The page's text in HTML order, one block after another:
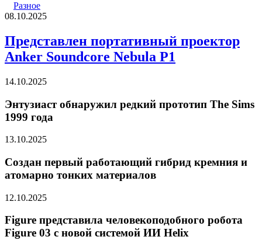
Разное
08.10.2025
Представлен портативный проектор
Anker Soundcore Nebula P1
14.10.2025
Энтузиаст обнаружил редкий прототип The Sims
1999 года
13.10.2025
Создан первый работающий гибрид кремния и
атомарно тонких материалов
12.10.2025
Figure представила человекоподобного робота
Figure 03 с новой системой ИИ Helix